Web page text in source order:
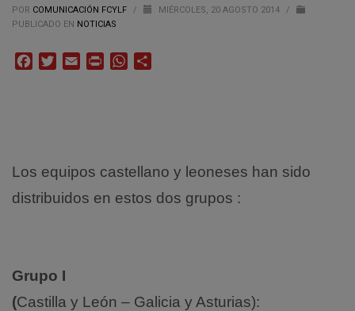
POR COMUNICACIÓN FCYLF / MIÉRCOLES, 20 AGOSTO 2014
/
PUBLICADO EN NOTICIAS
FacebookTwitterEmail Print WhatsApp
Los equipos castellano y leoneses han sido
distribuidos en estos dos grupos :
Grupo I
(Castilla y León – Galicia y Asturias):